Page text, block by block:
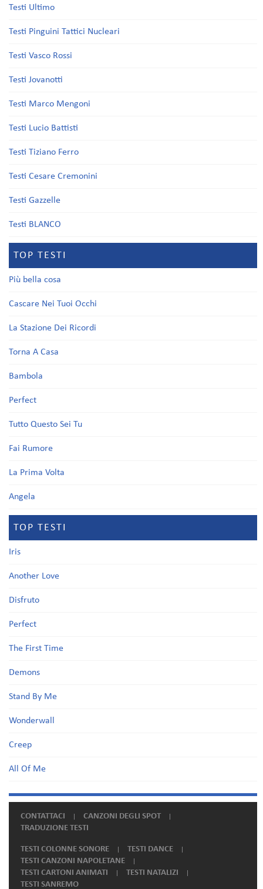
Testi Ultimo
Testi Pinguini Tattici Nucleari
Testi Vasco Rossi
Testi Jovanotti
Testi Marco Mengoni
Testi Lucio Battisti
Testi Tiziano Ferro
Testi Cesare Cremonini
Testi Gazzelle
Testi BLANCO
TOP TESTI
Più bella cosa
Cascare Nei Tuoi Occhi
La Stazione Dei Ricordi
Torna A Casa
Bambola
Perfect
Tutto Questo Sei Tu
Fai Rumore
La Prima Volta
Angela
TOP TESTI
Iris
Another Love
Disfruto
Perfect
The First Time
Demons
Stand By Me
Wonderwall
Creep
All Of Me
CONTATTACI
CANZONI DEGLI SPOT
TRADUZIONE TESTI
TESTI COLONNE SONORE
TESTI DANCE
TESTI CANZONI NAPOLETANE
TESTI CARTONI ANIMATI
TESTI NATALIZI
TESTI SANREMO